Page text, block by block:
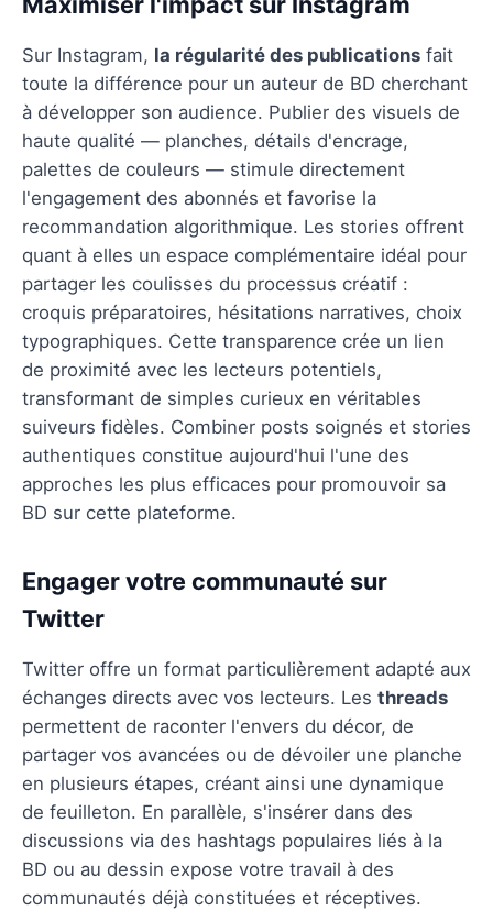
Sur Instagram, la régularité des publications fait
toute la différence pour un auteur de BD cherchant
à développer son audience. Publier des visuels de
haute qualité — planches, détails d'encrage,
palettes de couleurs — stimule directement
l'engagement des abonnés et favorise la
recommandation algorithmique. Les stories offrent
quant à elles un espace complémentaire idéal pour
partager les coulisses du processus créatif :
croquis préparatoires, hésitations narratives, choix
typographiques. Cette transparence crée un lien
de proximité avec les lecteurs potentiels,
transformant de simples curieux en véritables
suiveurs fidèles. Combiner posts soignés et stories
authentiques constitue aujourd'hui l'une des
approches les plus efficaces pour promouvoir sa
BD sur cette plateforme.
Engager votre communauté sur
Twitter
Twitter offre un format particulièrement adapté aux
échanges directs avec vos lecteurs. Les threads
permettent de raconter l'envers du décor, de
partager vos avancées ou de dévoiler une planche
en plusieurs étapes, créant ainsi une dynamique
de feuilleton. En parallèle, s'insérer dans des
discussions via des hashtags populaires liés à la
BD ou au dessin expose votre travail à des
communautés déjà constituées et réceptives.